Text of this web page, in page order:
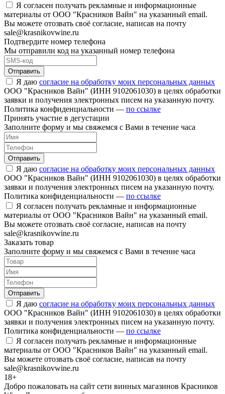
Я согласен получать рекламные и информационные
материалы от ООО "Красников Вайн" на указанный email.
Вы можете отозвать своё согласие, написав на почту
sale@krasnikovwine.ru
Подтвердите номер телефона
Мы отправили код на указанный номер телефона
Отправить
Я даю согласие на обработку моих персональных данных
ООО "Красников Вайн" (ИНН 9102061030) в целях обработки
заявки и получения электронных писем на указанную почту.
Политика конфиденциальности — по ссылке
Принять участие в дегустации
Заполните форму и мы свяжемся с Вами в течение часа
Отправить
Я даю согласие на обработку моих персональных данных
ООО "Красников Вайн" (ИНН 9102061030) в целях обработки
заявки и получения электронных писем на указанную почту.
Политика конфиденциальности — по ссылке
Я согласен получать рекламные и информационные
материалы от ООО "Красников Вайн" на указанный email.
Вы можете отозвать своё согласие, написав на почту
sale@krasnikovwine.ru
Заказать товар
Заполните форму и мы свяжемся с Вами в течение часа
Отправить
Я даю согласие на обработку моих персональных данных
ООО "Красников Вайн" (ИНН 9102061030) в целях обработки
заявки и получения электронных писем на указанную почту.
Политика конфиденциальности — по ссылке
Я согласен получать рекламные и информационные
материалы от ООО "Красников Вайн" на указанный email.
Вы можете отозвать своё согласие, написав на почту
sale@krasnikovwine.ru
18+
Добро пожаловать на сайт сети винных магазинов Красников